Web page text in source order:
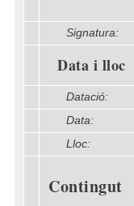
Signatura:
Data i lloc
Datació:
Data:
Lloc:
Contingut